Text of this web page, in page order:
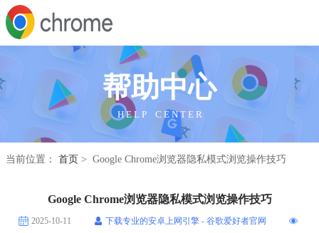
帮助中心
H E L P C E N T E R
当前位置： 首页 > Google Chrome浏览器隐私模式浏览操作技巧
Google Chrome浏览器隐私模式浏览操作技巧
2025-10-11 下载专业的安卓上网引擎 - 谷歌爱好者官网